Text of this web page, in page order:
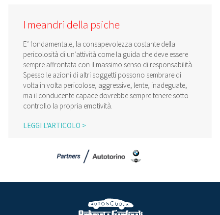
I meandri della psiche
E’ fondamentale, la consapevolezza costante della
pericolosità di un’attività come la guida che deve essere
sempre affrontata con il massimo senso di responsabilità.
Spesso le azioni di altri soggetti possono sembrare di
volta in volta pericolose, aggressive, lente, inadeguate,
ma il conducente capace dovrebbe sempre tenere sotto
controllo la propria emotività.
LEGGI L'ARTICOLO >